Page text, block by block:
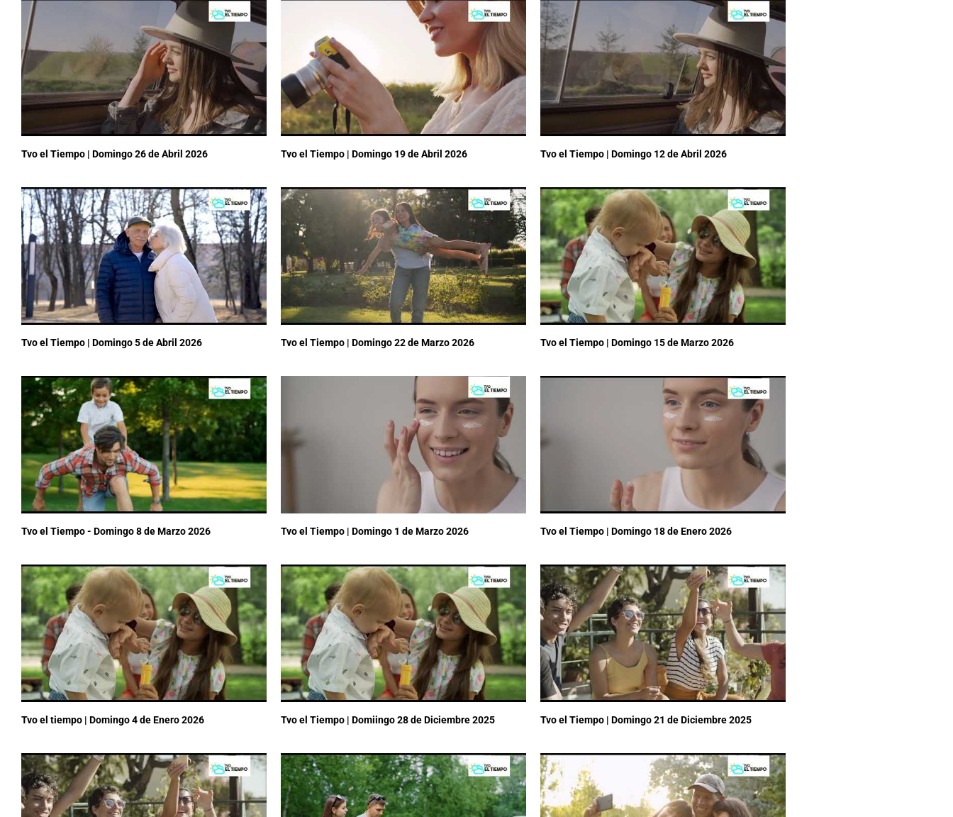
Tvo el Tiempo | Domingo 26 de Abril 2026 Tvo el Tiempo | Domingo 19 de Abril 2026 Tvo el Tiempo | Domingo 12 de Abril 2026
Tvo el Tiempo | Domingo 5 de Abril 2026 Tvo el Tiempo | Domingo 22 de Marzo 2026 Tvo el Tiempo | Domingo 15 de Marzo 2026
Tvo el Tiempo - Domingo 8 de Marzo 2026 Tvo el Tiempo | Domingo 1 de Marzo 2026 Tvo el Tiempo | Domingo 18 de Enero 2026
Tvo el tiempo | Domingo 4 de Enero 2026 Tvo el Tiempo | Domiingo 28 de Diciembre 2025 Tvo el Tiempo | Domingo 21 de Diciembre 2025